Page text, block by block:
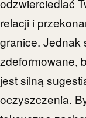
relacji i
granice. Jednak
zdeformowane,
jest silną
oczyszczenia.